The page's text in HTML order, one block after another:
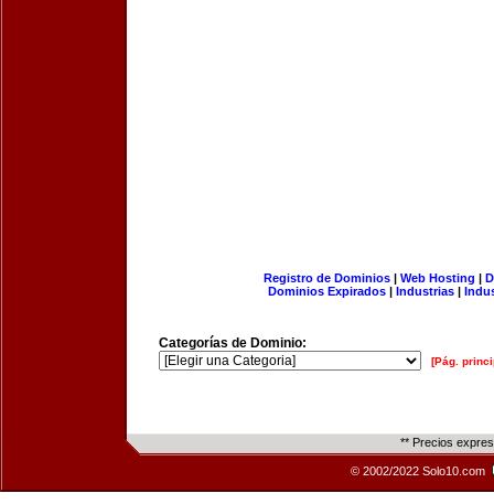
Registro de Dominios| Web Hosting |
Dominios Expirados | Industrias |
Categorías de Dominio:
[Pág.
** Precios
© 2002/2022 Solo10.com